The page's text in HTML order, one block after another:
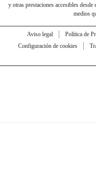
y otras prestaciones accesibles
medios
Aviso legal Política de
Configuración de cookies